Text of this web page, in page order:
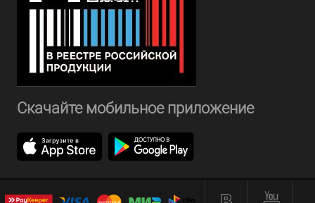
Скачайте мобильное приложение